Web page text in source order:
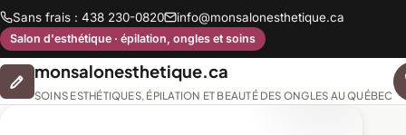
Sans frais : 438 230-0820 info@monsalonesthetique.ca
Salon d'esthétique · épilation, ongles et soins
monsalonesthetique.ca
SOINS ESTHÉTIQUES, ÉPILATION ET BEAUTÉ DES ONGLES AU QUÉBEC